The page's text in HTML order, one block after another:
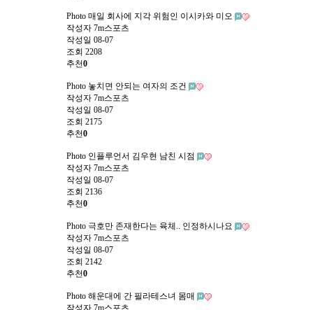
Photo 매일 회사에 지각 위험인 이시카와 미오
작성자 7m스포츠
작성일 08-07
조회 2208
추천0
Photo 놓치면 안되는 여자의 조건
작성자 7m스포츠
작성일 08-07
조회 2175
추천0
Photo 인플루언서 김우현 남친 시점
작성자 7m스포츠
작성일 08-07
조회 2136
추천0
Photo 극호만 존재한다는 육체.. 인정하시나요
작성자 7m스포츠
작성일 08-07
조회 2142
추천0
Photo 해운대에 간 필라테스녀 몸매